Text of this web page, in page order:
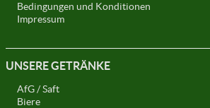
Bedingungen und Konditionen
Impressum
UNSERE GETRÄNKE
AfG / Saft
Biere